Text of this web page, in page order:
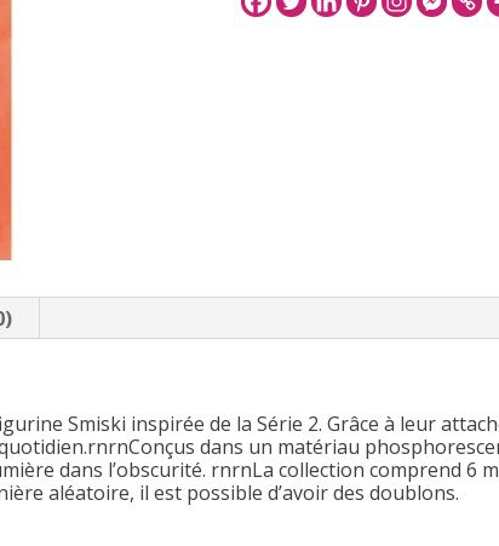
Smiski inspirée de la Série 2. Grâce à leur
dans un matériau
dans l’obscurité. rnrnLa collection comprend 6
aléatoire, il est possible d’avoir des doublons.